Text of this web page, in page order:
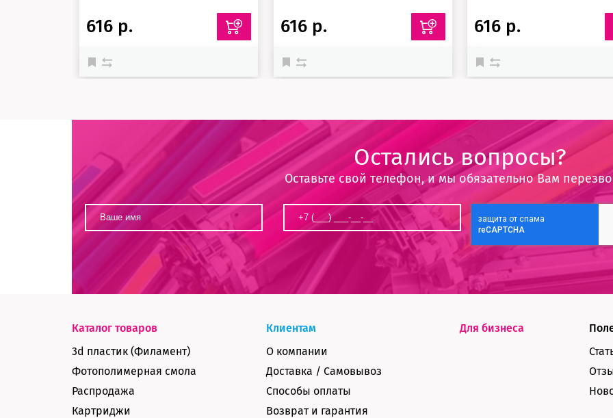
616 р. 616 р. 616 р.
Остались вопросы?
Оставьте свой телефон, и мы обязательно Вам
Каталог товаров
3d пластик (Филамент)
Фотополимерная смола
Распродажа
Картриджи
Клиентам
О компании
Доставка / Самовывоз
Способы оплаты
Возврат и гарантия
Для бизнеса